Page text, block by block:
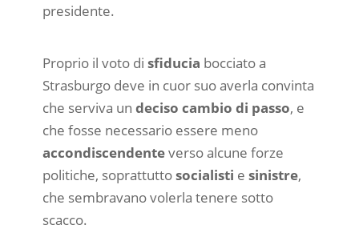
presidente.
Proprio il voto di sfiducia bocciato a
Strasburgo deve in cuor suo averla convinta
che serviva un deciso cambio di passo, e
che fosse necessario essere meno
accondiscendenteverso alcune forze
politiche, soprattuttosocialisti e sinistre,
che sembravano volerla tenere sotto
scacco.